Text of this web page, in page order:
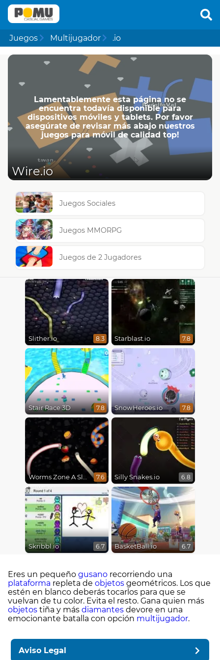
Juegos Multijugador .io
Lamentablemente esta página no se
encuentra todavía disponible para
dispositivos móviles y tablets. Por favor
asegúrate de revisar más abajo nuestros
juegos para móvil de calidad top!
Wire.io
Juegos Sociales
Juegos MMORPG
Juegos de 2 Jugadores
Slither.io 8.3 Starblast.io 7.8
Stair Race 3D 7.8 SnowHeroes.io 7.8
Worms Zone A Slithery Snake 7.6 Silly Snakes.io 6.8
Skribbl.io 6.7 BasketBall.io 6.7
Eres un pequeño gusano recorriendo una
plataforma repleta de objetos geométricos. Los que
estén en blanco deberás tocarlos para que se
vuelvan de tu color. Evita el resto. Gana quien más
objetos tiña y más diamantes devore en una
emocionante batalla con opción multijugador.
Aviso Legal